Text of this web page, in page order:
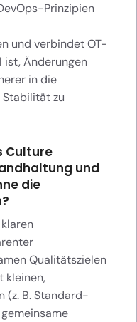
Prinzipien
und verbindet OT-
ist, Änderungen
in die
Stabilität zu
Culture
und
die
Qualitätszielen
kleinen,
(z. B. Standard-